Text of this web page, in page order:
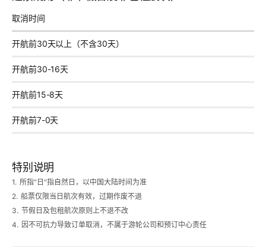
取消时间
开航前30天以上（不含30天）
开航前30-16天
开航前15-8天
开航前7-0天
特别说明
1. 所指"日"指自然日，以中国大陆时间为准
2. 船票仅限当日航次有效，过期作废不退
3. 节假日及包租航次原则上不退不改
4. 因不可抗力导致订单取消，不属于游轮公司和预订中心责任